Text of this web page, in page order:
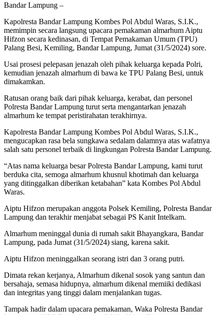
Bandar Lampung –
Kapolresta Bandar Lampung Kombes Pol Abdul Waras, S.I.K.,
memimpin secara langsung upacara pemakaman almarhum Aiptu
Hifzon secara kedinasan, di Tempat Pemakaman Umum (TPU)
Palang Besi, Kemiling, Bandar Lampung, Jumat (31/5/2024) sore.
Usai prosesi pelepasan jenazah oleh pihak keluarga kepada Polri,
kemudian jenazah almarhum di bawa ke TPU Palang Besi, untuk
dimakamkan.
Ratusan orang baik dari pihak keluarga, kerabat, dan personel
Polresta Bandar Lampung turut serta mengantarkan jenazah
almarhum ke tempat peristirahatan terakhirnya.
Kapolresta Bandar Lampung Kombes Pol Abdul Waras, S.I.K.,
mengucapkan rasa bela sungkawa sedalam dalamnya atas wafatnya
salah satu personel terbaik di lingkungan Polresta Bandar Lampung.
“Atas nama keluarga besar Polresta Bandar Lampung, kami turut
berduka cita, semoga almarhum khusnul khotimah dan keluarga
yang ditinggalkan diberikan ketabahan” kata Kombes Pol Abdul
Waras.
Aiptu Hifzon merupakan anggota Polsek Kemiling, Polresta Bandar
Lampung dan terakhir menjabat sebagai PS Kanit Intelkam.
Almarhum meninggal dunia di rumah sakit Bhayangkara, Bandar
Lampung, pada Jumat (31/5/2024) siang, karena sakit.
Aiptu Hifzon meninggalkan seorang istri dan 3 orang putri.
Dimata rekan kerjanya, Almarhum dikenal sosok yang santun dan
bersahaja, semasa hidupnya, almarhum dikenal memiiki dedikasi
dan integritas yang tinggi dalam menjalankan tugas.
Tampak hadir dalam upacara pemakaman, Waka Polresta Bandar